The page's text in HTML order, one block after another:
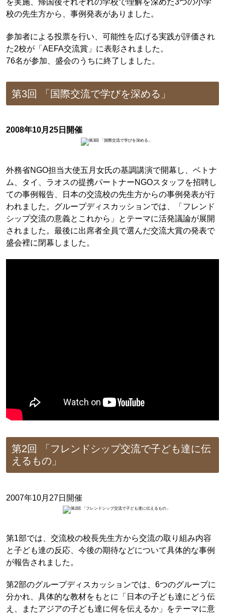
校の先生方から、事例発表がありました。
参加者による投票を行い、可能性を広げる実践が評価され
た2校が「AEFA交流賞」に表彰されました。
76名が参加、盛会のうちに終了しました。
第3回 「国際交流で学びを深める」
2008年10月25日開催
外務省NGO担当大使五月女氏の基調講演で開幕し、ベトナ
ム、タイ、ラオスの提携パートナーNGOスタッフを招聘し
ての事例報告、日本の交流校の先生方からの事例発表が行
われました。グループディスカッションでは、「フレンド
シップ交流の意義とこれから」とテーマに活発議論が展開
されました。最後に出席者全員で選んだ交流大賞の発表で
盛会裡に閉幕しました。
第2回 「フレンドシップ交流で子ども達に伝
えるもの」
2007年10月27日開催
第1部では、交流校の校長先生方から交流の取り組み内容
と子ども達の反応、今後の期待などについて具体的な事例
が報告されました。
第2部のグループディスカッションでは、6つのグループに
分かれ、具体的な教材をもとに「日本の子ども達にどう伝
え、またアジアの子ども達に何を伝えるか」をテーマに意